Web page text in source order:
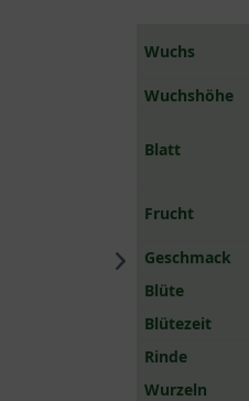
Wuchs
Wuchshöhe
Blatt
Frucht
Geschmack
Blüte
Blütezeit
Rinde
Wurzeln